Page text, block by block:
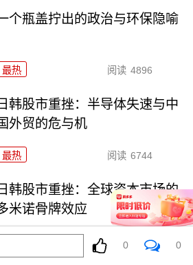
个瓶盖拧出的政治与环保隐喻
最热 阅读 4896
韩股市重挫：半导体失速与中
外贸的危与机
最热 阅读 6744
韩股市重挫：全球资本市场的
米诺骨牌效应
阅读 5635
0 0